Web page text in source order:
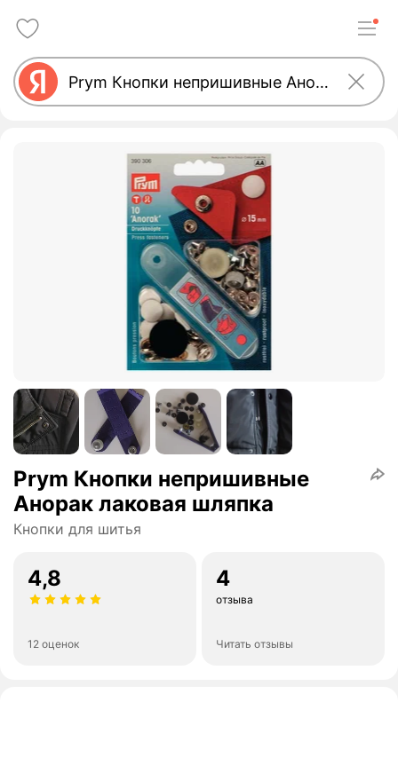
Prym Кнопки непришивные
Анорак лаковая шляпка
Кнопки для шитья
4,8
12 оценок
4
отзыва
Читать отзывы